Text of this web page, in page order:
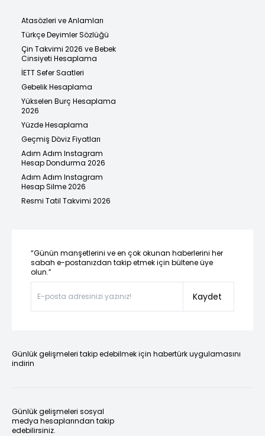
Atasözleri ve Anlamları
Türkçe Deyimler Sözlüğü
Çin Takvimi 2026 ve Bebek
Cinsiyeti Hesaplama
İETT Sefer Saatleri
Gebelik Hesaplama
Yükselen Burç Hesaplama
2026
Yüzde Hesaplama
Geçmiş Döviz Fiyatları
Adım Adım Instagram
Hesap Dondurma 2026
Adım Adım Instagram
Hesap Silme 2026
Resmi Tatil Takvimi 2026
“Günün manşetlerini ve en çok okunan haberlerini her
sabah e-postanızdan takip etmek için bültene üye
olun.”
Kaydet
Günlük gelişmeleri takip edebilmek için habertürk uygulamasını
indirin
Günlük gelişmeleri sosyal
medya hesaplarından takip
edebilirsiniz.